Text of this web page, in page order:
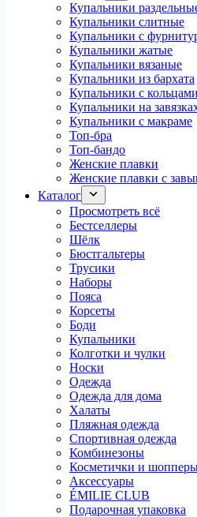
Купальники
Купальники слитные
Купальники с
Купальники жатые
Купальники вязаные
Купальники из бархата
Купальники с кольцами
Купальники на
Купальники с макраме
Топ-бра
Топ-бандо
Женские плавки
Женские плавки с
Каталог
Просмотреть всё
Бестселлеры
Шёлк
Бюстгальтеры
Трусики
Наборы
Пояса
Корсеты
Боди
Купальники
Колготки и чулки
Носки
Одежда
Одежда для дома
Халаты
Пляжная одежда
Спортивная одежда
Комбинезоны
Косметички и
Аксессуары
ÉMILIE CLUB
Подарочная упаковка